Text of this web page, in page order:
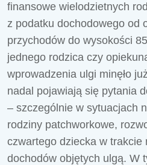
finansowe wielodzietnych
z podatku dochodowego od
przychodów do wysokości
jednego rodzica czy
wprowadzenia ulgi minęło
nadal pojawiają się pytania
– szczególnie w sytuacjach
rodziny patchworkowe,
czwartego dziecka w trakcie
dochodów objętych ulgą. W